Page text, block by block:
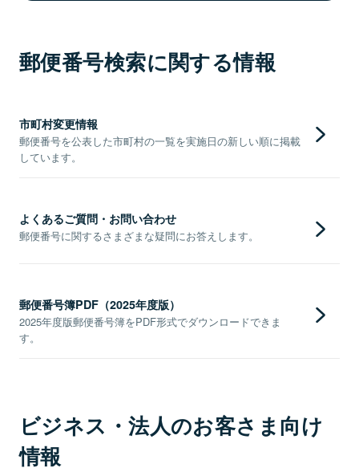
郵便番号検索に関する情報
市町村変更情報
郵便番号を公表した市町村の一覧を実施日の新しい順に掲載
しています。
よくあるご質問・お問い合わせ
郵便番号に関するさまざまな疑問にお答えします。
郵便番号簿PDF（2025年度版）
2025年度版郵便番号簿をPDF形式でダウンロードできま
す。
ビジネス・法人のお客さま向け
情報